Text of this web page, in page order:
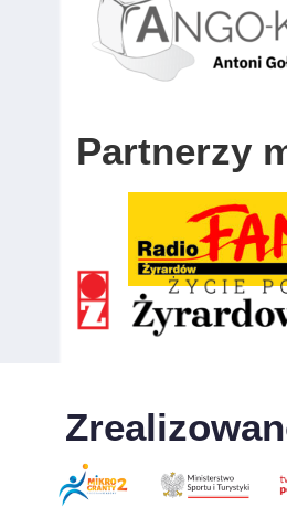
Partnerzy